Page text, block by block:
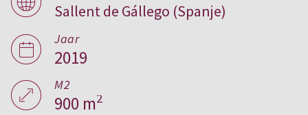
Los Huertos, Spanje
Sallent de Gállego (Spanje)
Jaar
2019
M2
900 m2